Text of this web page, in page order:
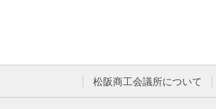
松阪商工会議所について